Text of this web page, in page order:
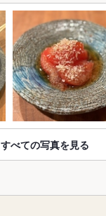
すべての写真を見る